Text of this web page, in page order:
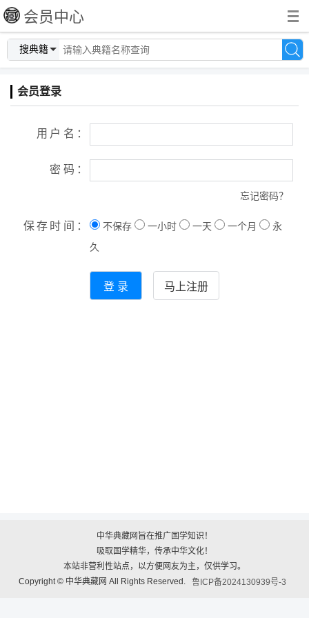
会员中心
搜典籍
会员登录
用户名：
密码：
忘记密码？
保存时间： 不保存 一小时 一天 一个月
永
久
中华典藏网旨在推广国学知识！
吸取国学精华，传承中华文化！
本站非营利性站点，以方便网友为主，仅供学习。
Copyright © 中华典藏网 All Rights Reserved.
鲁ICP备2024130939号-3